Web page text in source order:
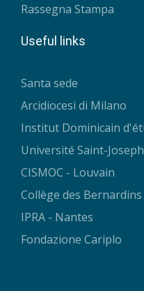
Rassegna Stampa
Useful links
Santa sede
Arcidiocesi di Milano
Institut Dominicain
Université Saint-Joseph
CISMOC - Louvain
Collège des Bernardins
IPRA - Nantes
Fondazione Cariplo